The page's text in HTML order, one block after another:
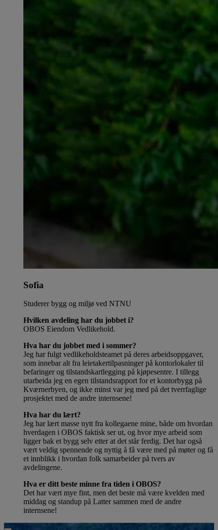
Sofia
Studerer bygg og miljø ved NTNU
Hvilken avdeling har du jobbet i?
OBOS Eiendom Vedlikehold.
Hva har du jobbet med i sommer?
Jeg har fulgt vedlikeholdsteamet på deres arbeidsoppgaver,
som innebar alt fra leietakertilpasninger på kontorlokaler til
befaringer og tilstandskartlegging på kjøpesentre. I tillegg
utarbeida jeg en egen tilstandsrapport for et kontorbygg på
Kværnerbyen, og ikke minst var jeg med på det tverrfaglige
prosjektet med de andre internsene!
Hva har du lært?
Jeg har lært masse nytt fra kollegaene mine, både om hvordan
hverdagen i OBOS faktisk ser ut, og hvor mye arbeid som
ligger bak et bygg selv etter at det står ferdig. Det har også
vært veldig spennende og nyttig å få være med på møter og få
et innblikk i hvordan folk samarbeider på tvers av
avdelingene.
Hva er ditt beste minne fra tiden i OBOS?
Det har vært mye fint, men det beste må være kvelden med
middag og standup på Latter sammen med de andre
internsene!